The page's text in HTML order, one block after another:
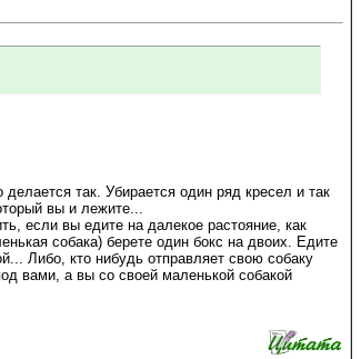
так. Убирается один ряд кресел и так
вы и лежите...
если вы едите на далекое растояние, как
собака) берете один бокс на двоих. Едите
Либо, кто нибудь отправляет свою собаку
вами, а вы со своей маленькой собакой